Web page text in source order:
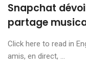
Snapchat
partage
Click here to read in
amis, en direct, ...